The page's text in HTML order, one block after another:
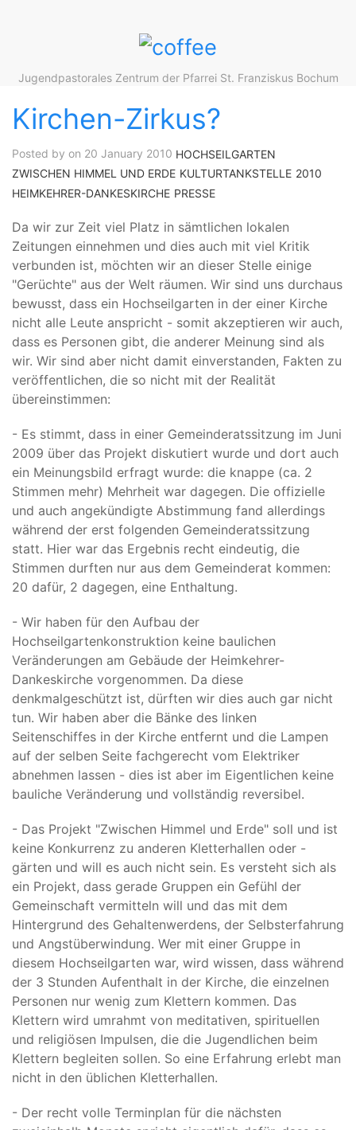
Jugendpastorales Zentrum der Pfarrei St. Franziskus Bochum
Kirchen-Zirkus?
Posted by on 20 January 2010 HOCHSEILGARTEN
ZWISCHEN HIMMEL UND ERDE KULTURTANKSTELLE 2010
HEIMKEHRER-DANKESKIRCHE PRESSE
Da wir zur Zeit viel Platz in sämtlichen lokalen
Zeitungen einnehmen und dies auch mit viel Kritik
verbunden ist, möchten wir an dieser Stelle einige
"Gerüchte" aus der Welt räumen. Wir sind uns durchaus
bewusst, dass ein Hochseilgarten in der einer Kirche
nicht alle Leute anspricht - somit akzeptieren wir auch,
dass es Personen gibt, die anderer Meinung sind als
wir. Wir sind aber nicht damit einverstanden, Fakten zu
veröffentlichen, die so nicht mit der Realität
übereinstimmen:
- Es stimmt, dass in einer Gemeinderatssitzung im Juni
2009 über das Projekt diskutiert wurde und dort auch
ein Meinungsbild erfragt wurde: die knappe (ca. 2
Stimmen mehr) Mehrheit war dagegen. Die offizielle
und auch angekündigte Abstimmung fand allerdings
während der erst folgenden Gemeinderatssitzung
statt. Hier war das Ergebnis recht eindeutig, die
Stimmen durften nur aus dem Gemeinderat kommen:
20 dafür, 2 dagegen, eine Enthaltung.
- Wir haben für den Aufbau der
Hochseilgartenkonstruktion keine baulichen
Veränderungen am Gebäude der Heimkehrer-
Dankeskirche vorgenommen. Da diese
denkmalgeschützt ist, dürften wir dies auch gar nicht
tun. Wir haben aber die Bänke des linken
Seitenschiffes in der Kirche entfernt und die Lampen
auf der selben Seite fachgerecht vom Elektriker
abnehmen lassen - dies ist aber im Eigentlichen keine
bauliche Veränderung und vollständig reversibel.
- Das Projekt "Zwischen Himmel und Erde" soll und ist
keine Konkurrenz zu anderen Kletterhallen oder -
gärten und will es auch nicht sein. Es versteht sich als
ein Projekt, dass gerade Gruppen ein Gefühl der
Gemeinschaft vermitteln will und das mit dem
Hintergrund des Gehaltenwerdens, der Selbsterfahrung
und Angstüberwindung. Wer mit einer Gruppe in
diesem Hochseilgarten war, wird wissen, dass während
der 3 Stunden Aufenthalt in der Kirche, die einzelnen
Personen nur wenig zum Klettern kommen. Das
Klettern wird umrahmt von meditativen, spirituellen
und religiösen Impulsen, die die Jugendlichen beim
Klettern begleiten sollen. So eine Erfahrung erlebt man
nicht in den üblichen Kletterhallen.
- Der recht volle Terminplan für die nächsten